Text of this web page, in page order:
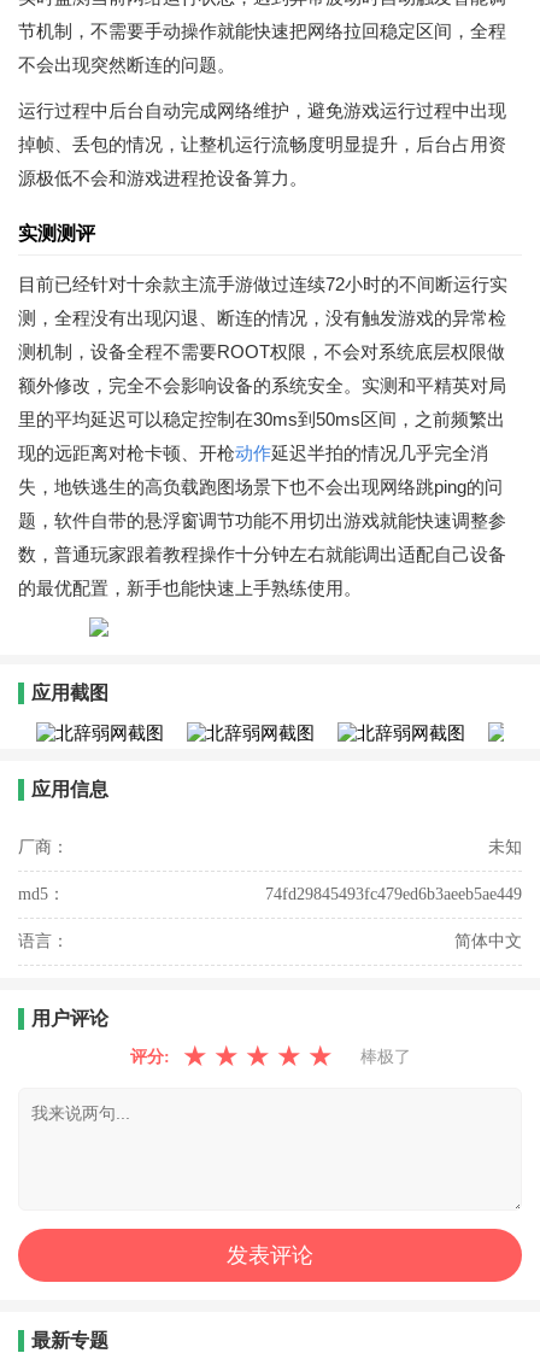
节机制，不需要手动操作就能快速把网络拉回稳定区间，全程
不会出现突然断连的问题。
运行过程中后台自动完成网络维护，避免游戏运行过程中出现
掉帧、丢包的情况，让整机运行流畅度明显提升，后台占用资
源极低不会和游戏进程抢设备算力。
实测测评
目前已经针对十余款主流手游做过连续72小时的不间断运行实
测，全程没有出现闪退、断连的情况，没有触发游戏的异常检
测机制，设备全程不需要ROOT权限，不会对系统底层权限做
额外修改，完全不会影响设备的系统安全。实测和平精英对局
里的平均延迟可以稳定控制在30ms到50ms区间，之前频繁出
现的远距离对枪卡顿、开枪动作延迟半拍的情况几乎完全消
失，地铁逃生的高负载跑图场景下也不会出现网络跳ping的问
题，软件自带的悬浮窗调节功能不用切出游戏就能快速调整参
数，普通玩家跟着教程操作十分钟左右就能调出适配自己设备
的最优配置，新手也能快速上手熟练使用。
应用截图
应用信息
厂商： 未知
md5： 74fd29845493fc479ed6b3aeeb5ae449
语言： 简体中文
用户评论
评分: ★ ★ ★ ★ ★ 棒极了
最新专题